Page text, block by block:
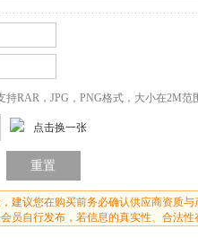
持RAR，JPG，PNG格式，大小在2M范
点击换一张
建议您在购买前务必确认供应商资质与
员自行发布，若信息的真实性、合法性